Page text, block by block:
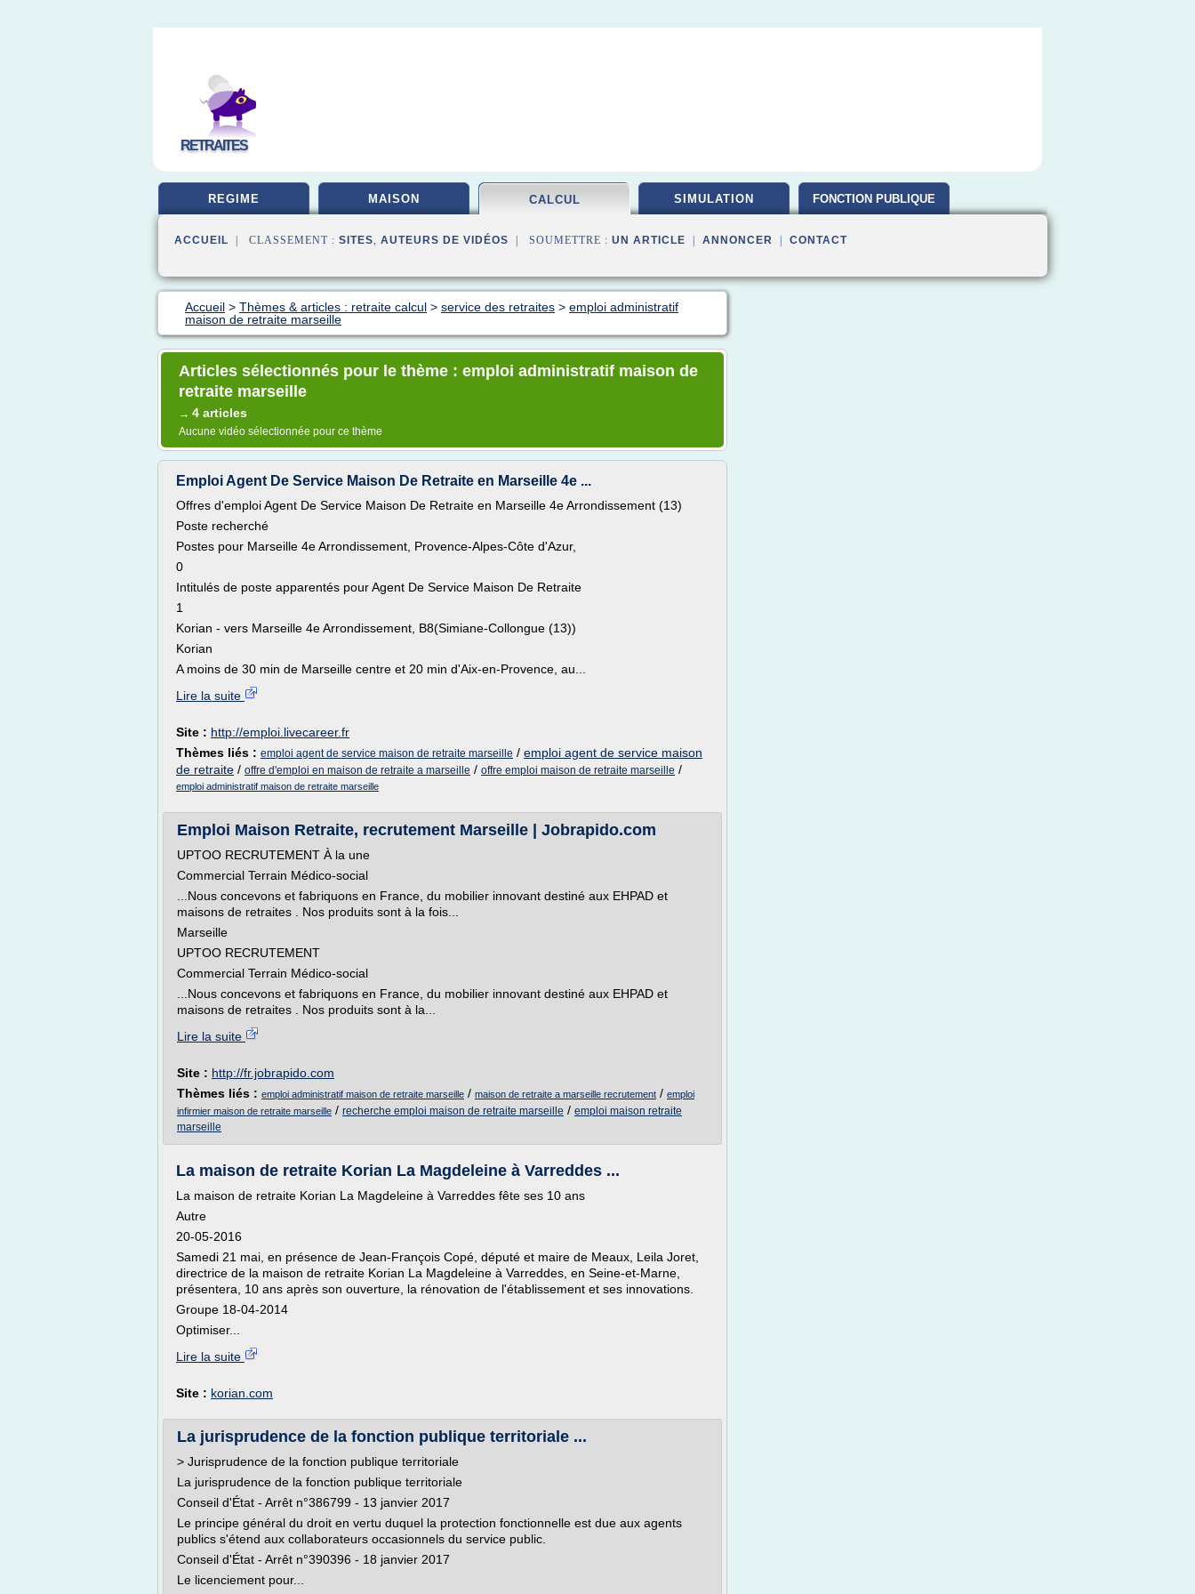
RETRAITES
REGIME MAISON CALCUL SIMULATION FONCTION PUBLIQUE
ACCUEIL | CLASSEMENT : SITES, AUTEURS DE VIDÉOS | SOUMETTRE : UN ARTICLE ANNONCER CONTACT
Accueil > Thèmes & articles : retraite calcul > service des retraites > emploi administratif
maison de retraite marseille
Articles sélectionnés pour le thème : emploi administratif maison de
retraite marseille
→ 4 articles
Aucune vidéo sélectionnée pour ce thème
Emploi Agent De Service Maison De Retraite en Marseille 4e ...
Offres d'emploi Agent De Service Maison De Retraite en Marseille 4e Arrondissement (13)
Poste recherché
Postes pour Marseille 4e Arrondissement, Provence-Alpes-Côte d'Azur,
0
Intitulés de poste apparentés pour Agent De Service Maison De Retraite
1
Korian - vers Marseille 4e Arrondissement, B8(Simiane-Collongue (13))
Korian
A moins de 30 min de Marseille centre et 20 min d'Aix-en-Provence, au...
Lire la suite
Site : http://emploi.livecareer.fr
Thèmes liés : emploi agent de service maison de retraite marseille / emploi agent de service maison
de retraite / offre d'emploi en maison de retraite a marseille / offre emploi maison de retraite marseille /
emploi administratif maison de retraite marseille
Emploi Maison Retraite, recrutement Marseille | Jobrapido.com
UPTOO RECRUTEMENT À la une
Commercial Terrain Médico-social
...Nous concevons et fabriquons en France, du mobilier innovant destiné aux EHPAD et
maisons de retraites . Nos produits sont à la fois...
Marseille
UPTOO RECRUTEMENT
Commercial Terrain Médico-social
...Nous concevons et fabriquons en France, du mobilier innovant destiné aux EHPAD et
maisons de retraites . Nos produits sont à la...
Lire la suite
Site : http://fr.jobrapido.com
Thèmes liés : emploi administratif maison de retraite marseille / maison de retraite a marseille recrutement / emploi
infirmier maison de retraite marseille / recherche emploi maison de retraite marseille / emploi maison retraite
marseille
La maison de retraite Korian La Magdeleine à Varreddes ...
La maison de retraite Korian La Magdeleine à Varreddes fête ses 10 ans
Autre
20-05-2016
Samedi 21 mai, en présence de Jean-François Copé, député et maire de Meaux, Leila Joret,
directrice de la maison de retraite Korian La Magdeleine à Varreddes, en Seine-et-Marne,
présentera, 10 ans après son ouverture, la rénovation de l'établissement et ses innovations.
Groupe 18-04-2014
Optimiser...
Lire la suite
Site : korian.com
La jurisprudence de la fonction publique territoriale ...
> Jurisprudence de la fonction publique territoriale
La jurisprudence de la fonction publique territoriale
Conseil d'État - Arrêt n°386799 - 13 janvier 2017
Le principe général du droit en vertu duquel la protection fonctionnelle est due aux agents
publics s'étend aux collaborateurs occasionnels du service public.
Conseil d'État - Arrêt n°390396 - 18 janvier 2017
Le licenciement pour...